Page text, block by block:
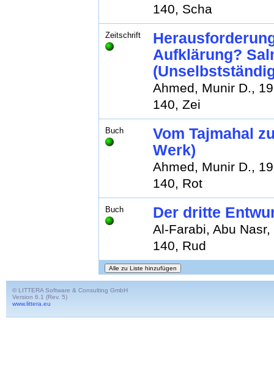
140, Scha
Zeitschrift
Aufklärung?
Ahmed, Munir D.,
140, Zei
Buch
Vom Tajmahal
Werk)
Ahmed, Munir D.,
140, Rot
Buch Der dritte
Al-Farabi, Abu Nasr,
140, Rud
© LITTERA Software & Consulting GmbH
Version 6.1 (Rev. 5)
www.littera.eu